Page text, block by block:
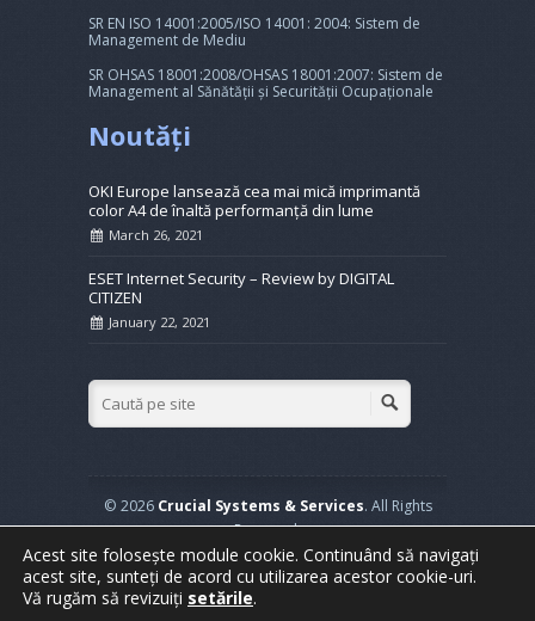
SR EN ISO 14001:2005/ISO 14001: 2004: Sistem de
Management de Mediu
SR OHSAS 18001:2008/OHSAS 18001:2007: Sistem de
Management al Sănătății și Securității Ocupaționale
Noutăți
OKI Europe lansează cea mai mică imprimantă
color A4 de înaltă performanță din lume
March 26, 2021
ESET Internet Security – Review by DIGITAL
CITIZEN
January 22, 2021
© 2026 Crucial Systems & Services. All Rights
Reserved.
Powered byWordPress. Created byMuffin group
Home Soluții Business
Acest site folosește module cookie. Continuând să navigați
acest site, sunteți de acord cu utilizarea acestor cookie-uri.
Vă rugăm să revizuiți setările.